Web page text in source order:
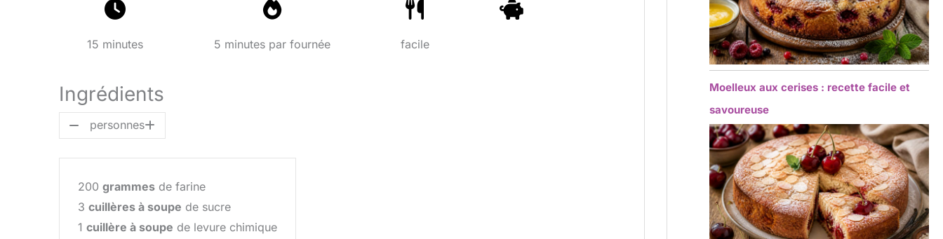
15 minutes 5 minutes par fournée facile
Ingrédients
personnes
200 grammes de farine
3 cuillères à soupe de sucre
1 cuillère à soupe de levure chimique
Moelleux aux cerises : recette facile et
savoureuse